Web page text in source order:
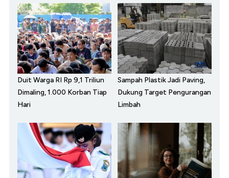
Duit Warga RI Rp 9,1 Triliun
Dimaling, 1.000 Korban Tiap
Hari
Sampah Plastik Jadi Paving,
Dukung Target Pengurangan
Limbah